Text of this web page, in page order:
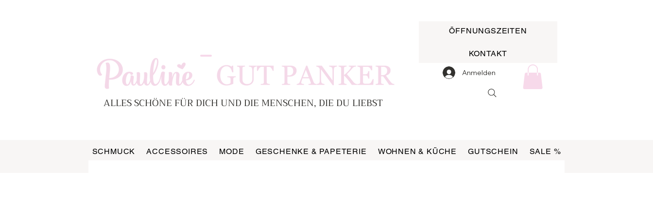
-
ALLES SCHÖNE FÜR DICH UND DIE MENSCHEN, DIE DU LIEBST
ÖFFNUNGSZEITEN
KONTAKT
Anmelden
SCHMUCK ACCESSOIRES MODE GESCHENKE & PAPETERIE WOHNEN & KÜCHE GUTSCHEIN SALE %